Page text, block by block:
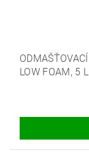
LOW FOAM, 5 L